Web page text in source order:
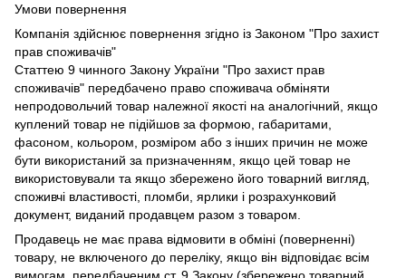
Умови повернення
Компанія здійснює повернення згідно із Законом "Про захист
прав споживачів"
Статтею 9 чинного Закону України "Про захист прав
споживачів" передбачено право споживача обміняти
непродовольчий товар належної якості на аналогічний, якщо
куплений товар не підійшов за формою, габаритами,
фасоном, кольором, розміром або з інших причин не може
бути використаний за призначенням, якщо цей товар не
використовували та якщо збережено його товарний вигляд,
споживчі властивості, пломби, ярлики і розрахунковий
документ, виданий продавцем разом з товаром.
Продавець не має права відмовити в обміні (поверненні)
товару, не включеного до переліку, якщо він відповідає всім
вимогам, передбаченим ст. 9 Закону (збережено товарний